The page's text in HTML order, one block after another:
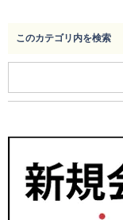
このカテゴリ内を検索